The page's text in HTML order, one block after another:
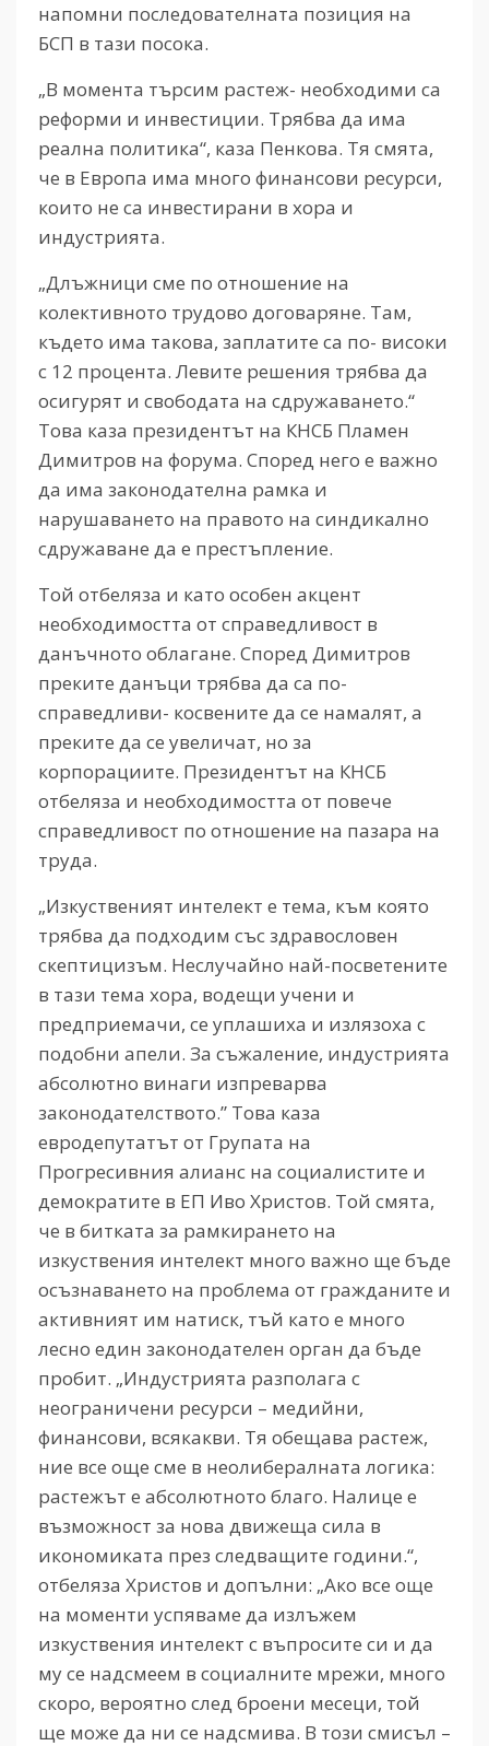
напомни последователната позиция на
БСП в тази посока.
„В момента търсим растеж- необходими са
реформи и инвестиции. Трябва да има
реална политика“, каза Пенкова. Тя смята,
че в Европа има много финансови ресурси,
които не са инвестирани в хора и
индустрията.
„Длъжници сме по отношение на
колективното трудово договаряне. Там,
където има такова, заплатите са по- високи
с 12 процента. Левите решения трябва да
осигурят и свободата на сдружаването.“
Това каза президентът на КНСБ Пламен
Димитров на форума. Според него е важно
да има законодателна рамка и
нарушаването на правото на синдикално
сдружаване да е престъпление.
Той отбеляза и като особен акцент
необходимостта от справедливост в
данъчното облагане. Според Димитров
преките данъци трябва да са по-
справедливи- косвените да се намалят, а
преките да се увеличат, но за
корпорациите. Президентът на КНСБ
отбеляза и необходимостта от повече
справедливост по отношение на пазара на
труда.
„Изкуственият интелект е тема, към която
трябва да подходим със здравословен
скептицизъм. Неслучайно най-посветените
в тази тема хора, водещи учени и
предприемачи, се уплашиха и излязоха с
подобни апели. За съжаление, индустрията
абсолютно винаги изпреварва
законодателството.” Това каза
евродепутатът от Групата на
Прогресивния алианс на социалистите и
демократите в ЕП Иво Христов. Той смята,
че в битката за рамкирането на
изкуствения интелект много важно ще бъде
осъзнаването на проблема от гражданите и
активният им натиск, тъй като е много
лесно един законодателен орган да бъде
пробит. „Индустрията разполага с
неограничени ресурси – медийни,
финансови, всякакви. Тя обещава растеж,
ние все още сме в неолибералната логика:
растежът е абсолютното благо. Налице е
възможност за нова движеща сила в
икономиката през следващите години.“,
отбеляза Христов и допълни: „Ако все още
на моменти успяваме да излъжем
изкуствения интелект с въпросите си и да
му се надсмеем в социалните мрежи, много
скоро, вероятно след броени месеци, той
ще може да ни се надсмива. В този смисъл –